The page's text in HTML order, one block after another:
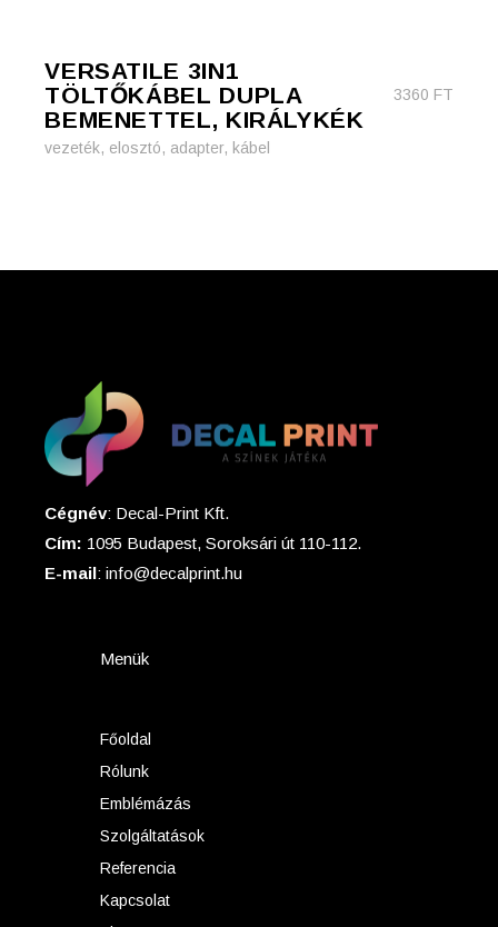
VERSATILE 3IN1
TÖLTŐKÁBEL DUPLA
BEMENETTEL, KIRÁLYKÉK
3360 FT
vezeték, elosztó, adapter, kábel
Cégnév: Decal-Print Kft.
Cím: 1095 Budapest, Soroksári út 110-112.
E-mail: info@decalprint.hu
Menük
Főoldal
Rólunk
Emblémázás
Szolgáltatások
Referencia
Kapcsolat